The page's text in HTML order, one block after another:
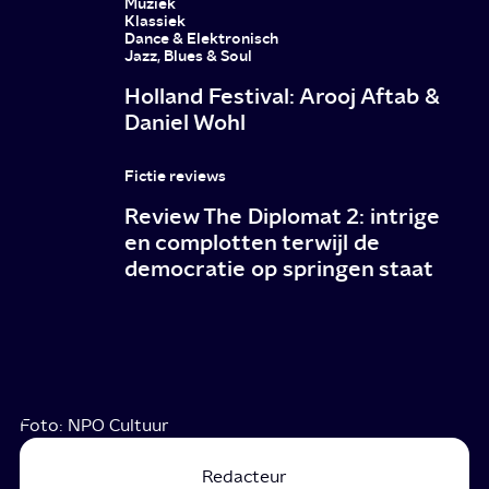
Klassiek
Dance & Elektronisch
Jazz, Blues & Soul
Holland Festival: Arooj Aftab &
Daniel Wohl
Fictie reviews
Review The Diplomat 2: intrige
en complotten terwijl de
democratie op springen staat
Foto: NPO Cultuur
Redacteur